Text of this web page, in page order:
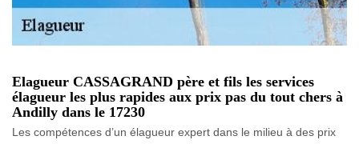
Elagueur CASSAGRAND père et fils les services
élagueur les plus rapides aux prix pas du tout chers à
Andilly dans le 17230
Les compétences d’un élagueur expert dans le milieu à des prix